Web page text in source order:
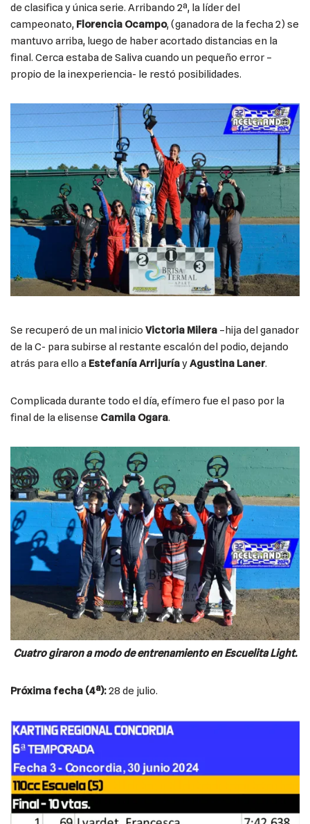
de clasifica y única serie. Arribando 2ª, la líder del
campeonato, Florencia Ocampo, (ganadora de la fecha 2) se
mantuvo arriba, luego de haber acortado distancias en la
final. Cerca estaba de Saliva cuando un pequeño error –
propio de la inexperiencia- le restó posibilidades.
Se recuperó de un mal inicio Victoria Milera –hija del ganador
de la C- para subirse al restante escalón del podio, dejando
atrás para ello a Estefanía ArrijuríayAgustina Laner.
Complicada durante todo el día, efímero fue el paso por la
final de la elisense Camila Ogara.
Cuatro giraron a modo de entrenamiento en Escuelita Light.
Próxima fecha (4ª):28 de julio.